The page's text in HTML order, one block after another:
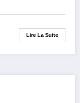
Lire La Suite